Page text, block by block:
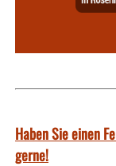
Haben Sie einen
gerne!